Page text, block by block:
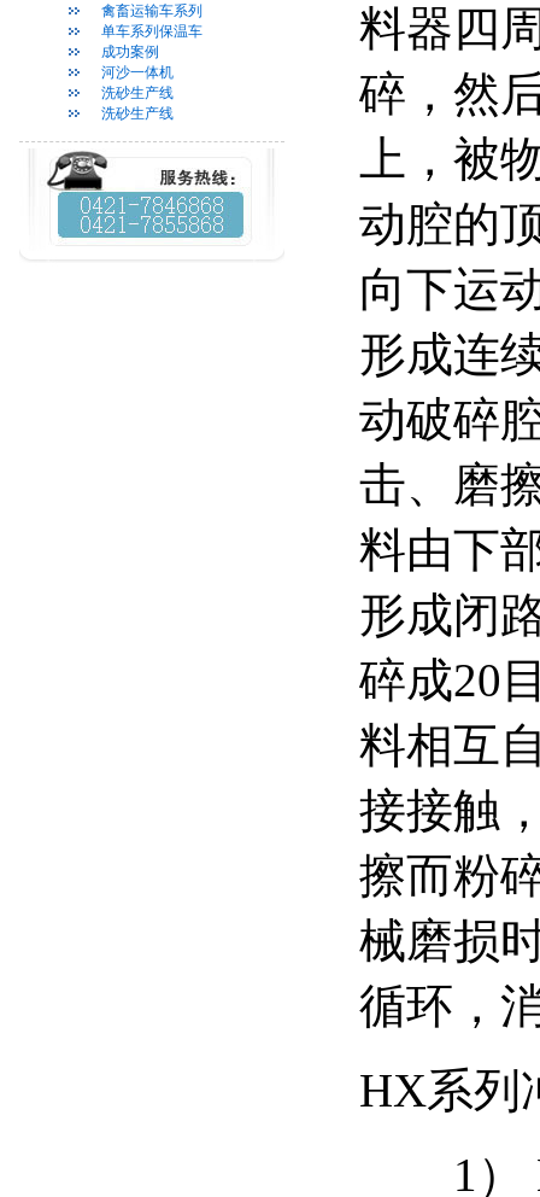
禽畜运输车系列
单车系列保温车
成功案例
河沙一体机
洗砂生产线
洗砂生产线
料器四
碎，然
上，被
动腔的
向下运
形成连
动破碎
击、磨
料由下
形成闭
碎成20
料相互
接接触
擦而粉
械磨损
循环，
HX系列
1）